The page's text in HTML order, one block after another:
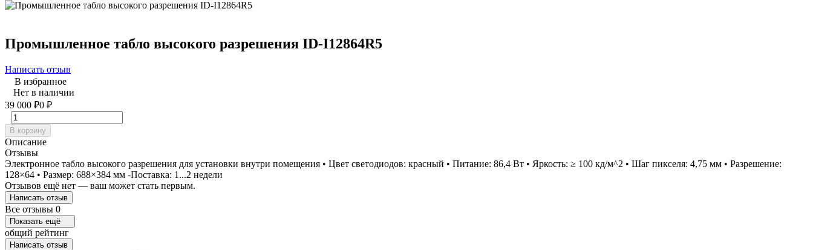
Промышленное табло высокого разрешения ID-I12864R5
Написать отзыв
В избранное
Нет в наличии
39 000 ₽0 ₽
В корзину
Описание
Отзывы
Электронное табло высокого разрешения для установки внутри помещения • Цвет светодиодов: красный • Питание: 86,4 Вт • Яркость: ≥ 100 кд/м^2 • Шаг пикселя: 4,75 мм • Разрешение:
128×64 • Размер: 688×384 мм -Поставка: 1...2 недели
Отзывов ещё нет — ваш может стать первым.
Написать отзыв
Все отзывы 0
Показать ещё
общий рейтинг
Написать отзыв